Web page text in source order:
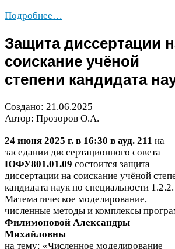
Подробнее…
Защита диссертации
соискание учёной
степени кандидата
Создано: 21.06.2025
Автор: Прозоров О.А.
24 июня 2025 г. в 16:30 в ауд. 211 на
заседании диссертационного совета
ЮФУ801.01.09 состоится защита
диссертации на соискание учёной
кандидата наук по специальности 1 .2.2
Математическое моделирование,
численные методы и комплексы
Филимоновой Александры
Михайловны
на тему: «Численное моделирование